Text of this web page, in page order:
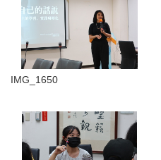
IMG_1650